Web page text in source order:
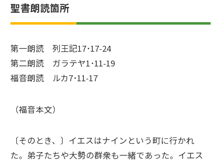
聖書朗読箇所
第一朗読 列王記17･17-24
第二朗読 ガラテヤ1･11-19
福音朗読 ルカ7･11-17
（福音本文）
〔そのとき、〕イエスはナインという町に行かれ
た。弟子たちや大勢の群衆も一緒であった。イエス